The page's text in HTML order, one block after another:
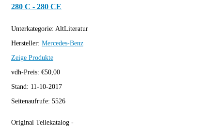
280 C - 280 CE
Unterkategorie: AltLiteratur
Hersteller: Mercedes-Benz
Zeige Produkte
vdh-Preis: €50,00
Stand: 11-10-2017
Seitenaufrufe: 5526
Original Teilekatalog -